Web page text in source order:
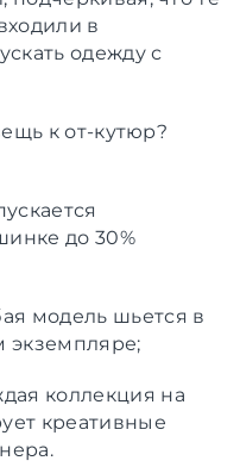
в
одежду с
к от-кутюр?
до 30%
модель шьется в
экземпляре;
коллекция на
креативные